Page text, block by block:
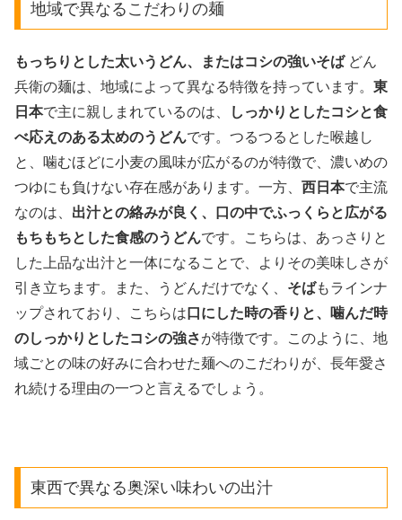
地域で異なるこだわりの麺
もっちりとした太いうどん、またはコシの強いそばどん
兵衛の麺は、地域によって異なる特徴を持っています。 東
日本で主に親しまれているのは、
しっかりとしたコシと食
べ応えのある太めのうどんです。つるつるとした喉越し
と、噛むほどに小麦の風味が広がるのが特徴で、濃いめの
つゆにも負けない存在感があります。一方、 西日本で主流
なのは、 出汁との絡みが良く、口の中でふっくらと広がる
もちもちとした食感のうどんです。こちらは、あっさりと
した上品な出汁と一体になることで、よりその美味しさが
引き立ちます。また、うどんだけでなく、 そばもラインナ
ップされており、こちらは 口にした時の香りと、噛んだ時
のしっかりとしたコシの強さが特徴です。このように、地
域ごとの味の好みに合わせた麺へのこだわりが、長年愛さ
れ続ける理由の一つと言えるでしょう。
東西で異なる奥深い味わいの出汁